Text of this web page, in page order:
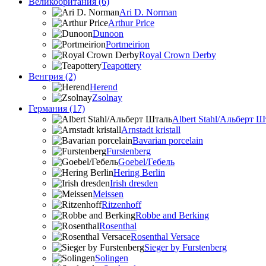
Ari D. Norman
Arthur Price
Dunoon
Portmeirion
Royal Crown Derby
Teapottery
Венгрия (2)
Herend
Zsolnay
Германия (17)
Albert Stahl/Альбеpт
Arnstadt kristall
Bavarian porcelain
Furstenberg
Goebel/Гебель
Hering Berlin
Irish dresden
Meissen
Ritzenhoff
Robbe and Berking
Rosenthal
Rosenthal Versace
Sieger by Furstenberg
Solingen